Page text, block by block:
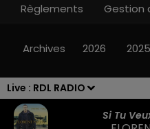
Live : RDL RADIO
Si Tu
7h00 - 10h00
Règlements
Gestion
Archives 2026 2025